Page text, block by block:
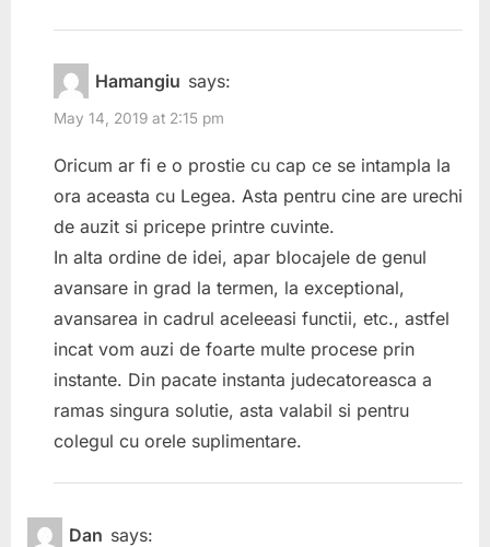
Hamangiu says:
May 14, 2019 at 2:15 pm
Oricum ar fi e o prostie cu cap ce se intampla la
ora aceasta cu Legea. Asta pentru cine are urechi
de auzit si pricepe printre cuvinte.
In alta ordine de idei, apar blocajele de genul
avansare in grad la termen, la exceptional,
avansarea in cadrul aceleeasi functii, etc., astfel
incat vom auzi de foarte multe procese prin
instante. Din pacate instanta judecatoreasca a
ramas singura solutie, asta valabil si pentru
colegul cu orele suplimentare.
Dan says: